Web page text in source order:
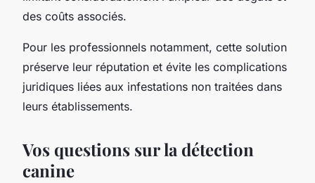
des coûts associés.
Pour les professionnels notamment, cette solution
préserve leur réputation et évite les complications
juridiques liées aux infestations non traitées dans
leurs établissements.
Vos questions sur la détection
canine